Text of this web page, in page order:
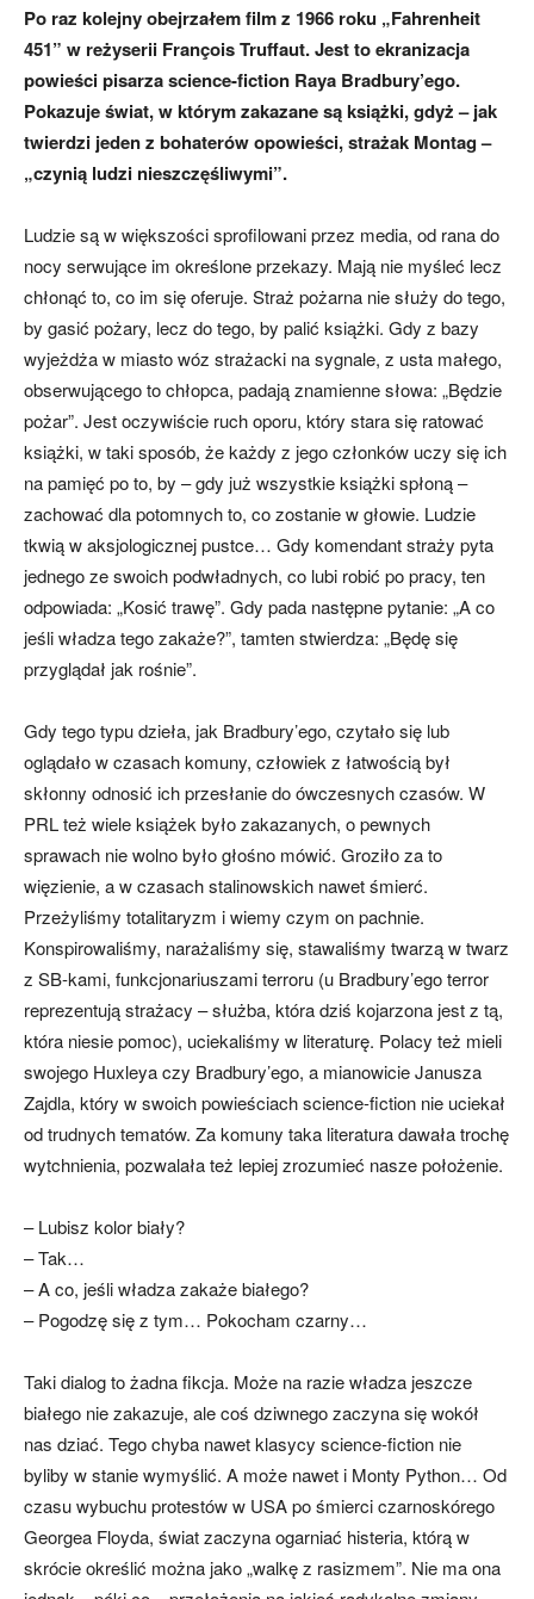
Po raz kolejny obejrzałem film z 1966 roku „Fahrenheit
451” w reżyserii François Truffaut. Jest to ekranizacja
powieści pisarza science-fiction Raya Bradbury’ego.
Pokazuje świat, w którym zakazane są książki, gdyż – jak
twierdzi jeden z bohaterów opowieści, strażak Montag –
„czynią ludzi nieszczęśliwymi”.
Ludzie są w większości sprofilowani przez media, od rana do
nocy serwujące im określone przekazy. Mają nie myśleć lecz
chłonąć to, co im się oferuje. Straż pożarna nie służy do tego,
by gasić pożary, lecz do tego, by palić książki. Gdy z bazy
wyjeżdża w miasto wóz strażacki na sygnale, z usta małego,
obserwującego to chłopca, padają znamienne słowa: „Będzie
pożar”. Jest oczywiście ruch oporu, który stara się ratować
książki, w taki sposób, że każdy z jego członków uczy się ich
na pamięć po to, by – gdy już wszystkie książki spłoną –
zachować dla potomnych to, co zostanie w głowie. Ludzie
tkwią w aksjologicznej pustce… Gdy komendant straży pyta
jednego ze swoich podwładnych, co lubi robić po pracy, ten
odpowiada: „Kosić trawę”. Gdy pada następne pytanie: „A co
jeśli władza tego zakaże?”, tamten stwierdza: „Będę się
przyglądał jak rośnie”.
Gdy tego typu dzieła, jak Bradbury’ego, czytało się lub
oglądało w czasach komuny, człowiek z łatwością był
skłonny odnosić ich przesłanie do ówczesnych czasów. W
PRL też wiele książek było zakazanych, o pewnych
sprawach nie wolno było głośno mówić. Groziło za to
więzienie, a w czasach stalinowskich nawet śmierć.
Przeżyliśmy totalitaryzm i wiemy czym on pachnie.
Konspirowaliśmy, narażaliśmy się, stawaliśmy twarzą w twarz
z SB-kami, funkcjonariuszami terroru (u Bradbury’ego terror
reprezentują strażacy – służba, która dziś kojarzona jest z tą,
która niesie pomoc), uciekaliśmy w literaturę. Polacy też mieli
swojego Huxleya czy Bradbury’ego, a mianowicie Janusza
Zajdla, który w swoich powieściach science-fiction nie uciekał
od trudnych tematów. Za komuny taka literatura dawała trochę
wytchnienia, pozwalała też lepiej zrozumieć nasze położenie.
– Lubisz kolor biały?
– Tak…
– A co, jeśli władza zakaże białego?
– Pogodzę się z tym… Pokocham czarny…
Taki dialog to żadna fikcja. Może na razie władza jeszcze
białego nie zakazuje, ale coś dziwnego zaczyna się wokół
nas dziać. Tego chyba nawet klasycy science-fiction nie
byliby w stanie wymyślić. A może nawet i Monty Python… Od
czasu wybuchu protestów w USA po śmierci czarnoskórego
Georgea Floyda, świat zaczyna ogarniać histeria, którą w
skrócie określić można jako „walkę z rasizmem”. Nie ma ona